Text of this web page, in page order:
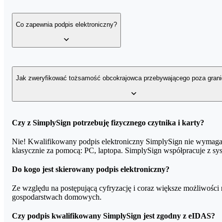
dokumentację firmową,
e-faktury, dokumenty HR,
dokumentację medyczną,
zgodę na przetargi czy aukcje elektroniczne,
korespondencję z urzędami administracji publicznej.
Aby uzyskać certyfikat kwalifikowany należy potwierdzić swoją
zajmuje do 7 dni. W cenę wliczony jest również dojazd na
naszego partnera z fakturą zakupu SimplySign od home.pl.
Szczegółowy opis rejestracji otrzymasz od nas również po
Co zapewnia podpis elektroniczny?
Podpis elektroniczny zapewnia:
2.Uwierzytelnienie nadawcy– czyli wiarygodną identyfikację
3.Niezaprzeczalność– uniemożliwienie wyparcia się
Jak zweryfikować tożsamość obcokrajowca przebywającego poza
W celu wydania kwalifikowanego certyfikatu podpisu
Notarialne potwierdzenie tożsamości powinno zostać
powyższych języków, do wniosku o wydanie kwalifikowanego
Czy z SimplySign potrzebuję fizycznego czytnika i karty?
Nie! Kwalifikowany podpis elektroniczny SimplySign nie wymaga
klasycznie za pomocą: PC, laptopa. SimplySign współpracuje z
Do kogo jest skierowany podpis elektroniczny?
Ze względu na postępującą cyfryzację i coraz większe
gospodarstwach domowych.
Czy podpis kwalifikowany SimplySign jest zgodny z eIDAS?